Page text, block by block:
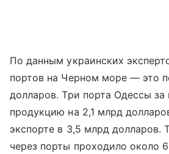
По данным украинских
портов на Черном море — это
долларов. Три порта Одессы за
продукцию на 2,1 млрд
экспорте в 3,5 млрд долларов.
через порты проходило около